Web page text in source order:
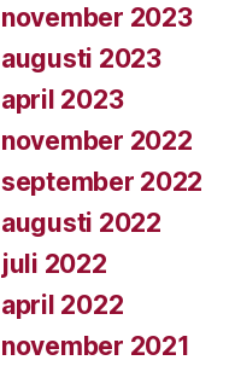
november 2023
augusti 2023
april 2023
november 2022
september 2022
augusti 2022
juli 2022
april 2022
november 2021